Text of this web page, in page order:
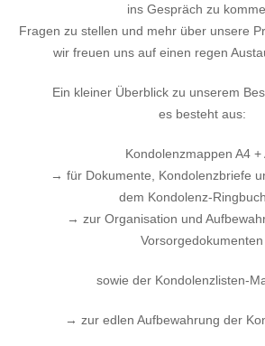
ins Gespräch zu
Fragen zu stellen und mehr über unsere
wir freuen uns auf einen regen
Ein kleiner Überblick zu unserem
es besteht aus:
Kondolenzmappen A4 +
→ für Dokumente, Kondolenzbriefe
dem Kondolenz-
→ zur Organisation und
Vorsorgedokumenten
sowie der Kondolenzlisten-
→ zur edlen Aufbewahrung der